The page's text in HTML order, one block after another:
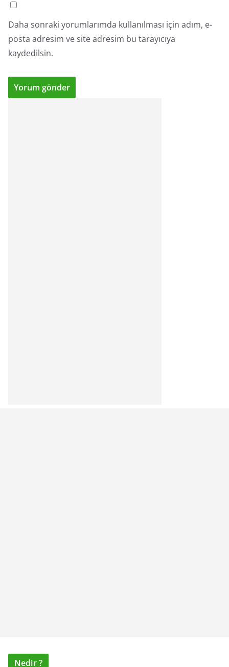
Daha sonraki yorumlarımda kullanılması için adım, e-
posta adresim ve site adresim bu tarayıcıya
kaydedilsin.
Nedir ?